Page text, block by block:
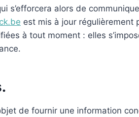
s’efforcera alors de
est mis à jour régulièrement
à tout moment : elles
de fournir une information